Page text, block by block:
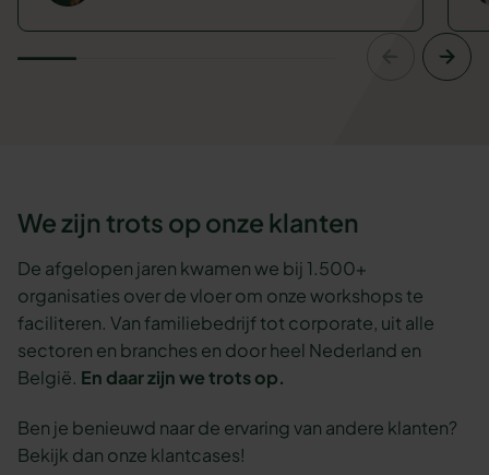
We zijn trots op onze klanten
De afgelopen jaren kwamen we bij 1.500+
organisaties over de vloer om onze workshops te
faciliteren. Van familiebedrijf tot corporate, uit alle
sectoren en branches en door heel Nederland en
België. En daar zijn we trots op.
Ben je benieuwd naar de ervaring van andere klanten?
Bekijk dan onze klantcases!